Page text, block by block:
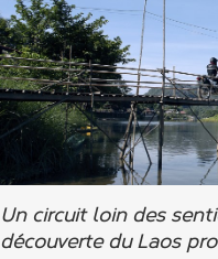
Un circuit loin des
découverte du Laos